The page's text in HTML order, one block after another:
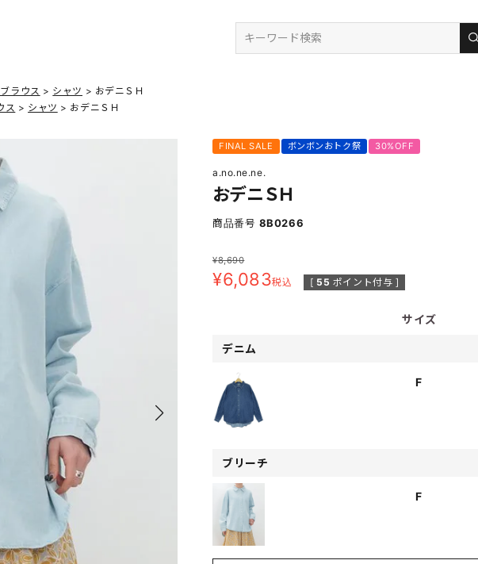
ラウス シャツ
おデニＳＨ
ス
シャツ おデニＳＨ
FINAL SALE ボンボンおトク祭 30%OFF
a.no.ne.ne.
おデニＳＨ
商品番号 8B0266
¥8,690
¥6,083税込 [ 55 ポイント付与 ]
サイズ
デニム
F
ブリーチ
F